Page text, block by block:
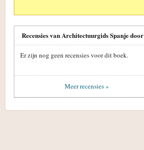
Recensies van Architectuurgids Spanje door
Er zijn nog geen recensies voor dit boek.
Meer recensies »